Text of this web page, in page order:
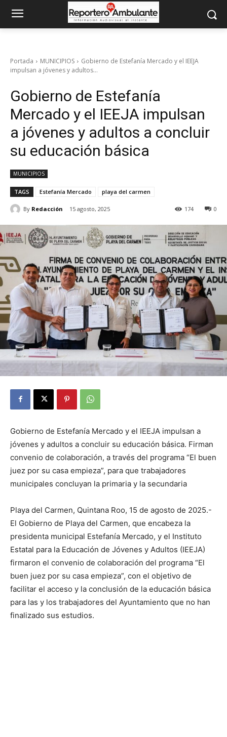
Portada MUNICIPIOS
Gobierno de Estefanía Mercado y el IEEJA
impulsan a jóvenes y adultos...
Gobierno de Estefanía
Mercado y el IEEJA impulsan
a jóvenes y adultos a concluir
su educación básica
MUNICIPIOS
TAGS Estefanía Mercado playa del carmen
By Redacción 15 agosto, 2025 0
174
Gobierno de Estefanía Mercado y el IEEJA impulsan a
jóvenes y adultos a concluir su educación básica. Firman
convenio de colaboración, a través del programa “El buen
juez por su casa empieza”, para que trabajadores
municipales concluyan la primaria y la secundaria
Playa del Carmen, Quintana Roo, 15 de agosto de 2025.-
El Gobierno de Playa del Carmen, que encabeza la
presidenta municipal Estefanía Mercado, y el Instituto
Estatal para la Educación de Jóvenes y Adultos (IEEJA)
firmaron el convenio de colaboración del programa “El
buen juez por su casa empieza”, con el objetivo de
facilitar el acceso y la conclusión de la educación básica
para las y los trabajadores del Ayuntamiento que no han
finalizado sus estudios.